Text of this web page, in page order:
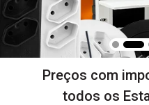
Preços com
todos os